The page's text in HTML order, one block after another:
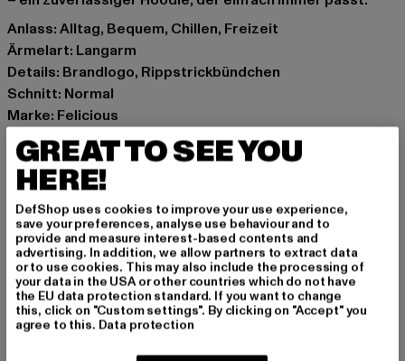
Anlass: Alltag, Bequem, Chillen, Freizeit
Ärmelart: Langarm
Details: Brandlogo, Rippstrickbündchen
Schnitt: Normal
Marke: Felicious
Kat.: Sweat & Fleece - Hoodies
Farbe: violet
Hersteller Farbe: violet
Materialzusammensetzung: 70% Baumwolle, 30%
Polyester
Art.Nr: PD00007244-03353
Hersteller: Urban Styles Agency GmbH & Co. KG |
agentur@urbanstylesagency.com
Schanzenstraße 41 | 51063 Köln | DE
GREAT TO SEE YOU
HERE!
DefShop uses cookies to improve your use experience,
save your preferences, analyse use behaviour and to
provide and measure interest-based contents and
advertising. In addition, we allow partners to extract data
or to use cookies. This may also include the processing of
your data in the USA or other countries which do not have
the EU data protection standard. If you want to change
this, click on "Custom settings". By clicking on "Accept" you
agree to this. Data protection